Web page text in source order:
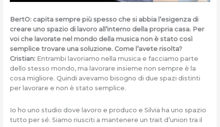
BertO: capita sempre più spesso che si abbia l’esigenza di
creare uno spazio di lavoro all’interno della propria casa. Per
voi che lavorate nel mondo della musica non è stato così
semplice trovare una soluzione. Come l’avete risolta?
Cristian:Entrambi lavoriamo nella musica e facciamo parte
dello stesso mondo, ma lavorare insieme non sempre è la
cosa migliore. Quindi avevamo bisogno di due spazi distinti
per lavorare e non è stato semplice.
Io ho uno studio dove lavoro e produco e Silvia ha uno spazio
tutto per sé. Siamo riusciti a mantenere un trait d’union tra il